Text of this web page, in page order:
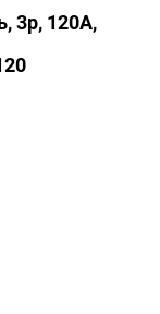
3p, 120A,